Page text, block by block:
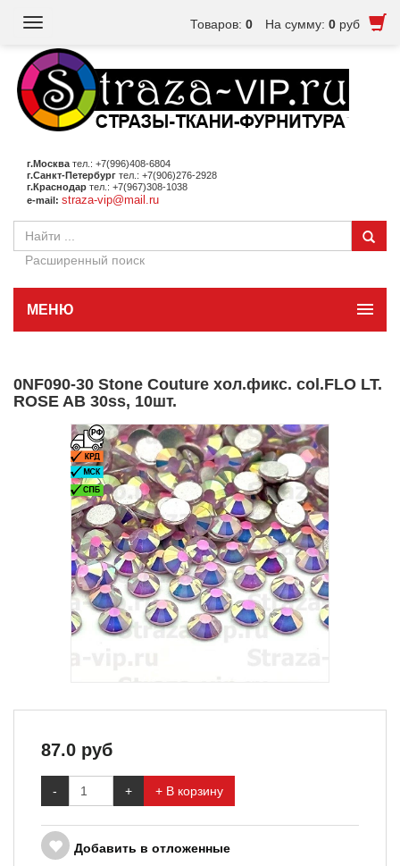
Товаров: 0 На сумму: 0 руб
Toggle
г.Москва тел.: +7(996)408-6804
г.Санкт-Петербург тел.: +7(906)276-2928
г.Краснодар тел.: +7(967)308-1038
e-mail: straza-vip@mail.ru
Расширенный поиск
МЕНЮ
0NF090-30 Stone Couture хол.фикс. col.FLO LT.
ROSE AB 30ss, 10шт.
87.0 руб
- + + В корзину
Добавить в отложенные